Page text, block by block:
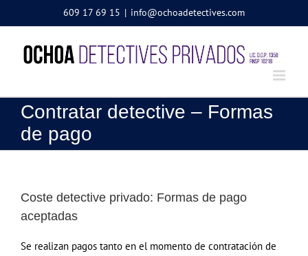
609 17 69 15 | info@ochoadetectives.com
Contratar detective – Formas
de pago
Coste detective privado: Formas de pago
aceptadas
Se realizan pagos tanto en el momento de contratación de